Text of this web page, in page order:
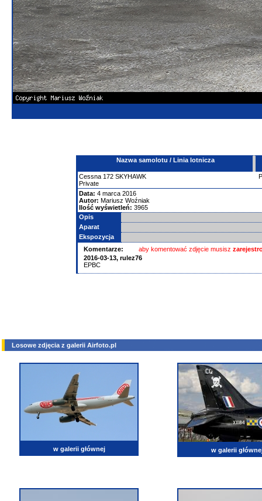
Nazwa samolotu / Linia lotnicza
Cessna 172 SKYHAWK
Private
Data: 4 marca 2016
Autor: Mariusz Woźniak
Ilość wyświetleń: 3965
Opis
Aparat
Ekspozycja
Komentarze:
aby komentować zdjęcie musisz
2016-03-13, rulez76
EPBC
Losowe zdjęcia z galerii Airfoto.pl
w galerii głównej w galerii